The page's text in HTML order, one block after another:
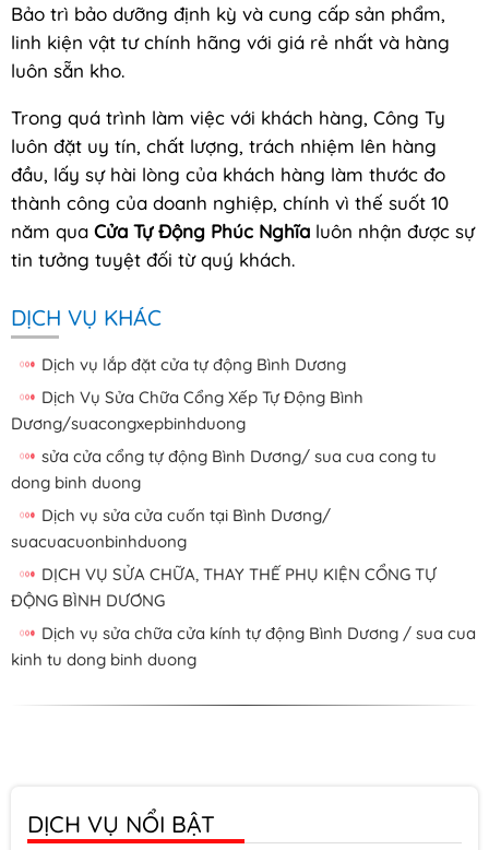
Bảo trì bảo dưỡng định kỳ và cung cấp sản phẩm,
linh kiện vật tư chính hãng với giá rẻ nhất và hàng
luôn sẵn kho.
Trong quá trình làm việc với khách hàng, Công Ty
luôn đặt uy tín, chất lượng, trách nhiệm lên hàng
đầu, lấy sự hài lòng của khách hàng làm thước đo
thành công của doanh nghiệp, chính vì thế suốt 10
năm qua Cửa Tự Động Phúc Nghĩa luôn nhận được sự
tin tưởng tuyệt đối từ quý khách.
DỊCH VỤ KHÁC
Dịch vụ lắp đặt cửa tự động Bình Dương
Dịch Vụ Sửa Chữa Cổng Xếp Tự Động Bình
Dương/suacongxepbinhduong
sửa cửa cổng tự động Bình Dương/ sua cua cong tu
dong binh duong
Dịch vụ sửa cửa cuốn tại Bình Dương/
suacuacuonbinhduong
DỊCH VỤ SỬA CHỮA, THAY THẾ PHỤ KIỆN CỔNG TỰ
ĐỘNG BÌNH DƯƠNG
Dịch vụ sửa chữa cửa kính tự động Bình Dương / sua cua
kinh tu dong binh duong
DỊCH VỤ NỔI BẬT
sửa cửa cổng tự động Bình Dương/ sua